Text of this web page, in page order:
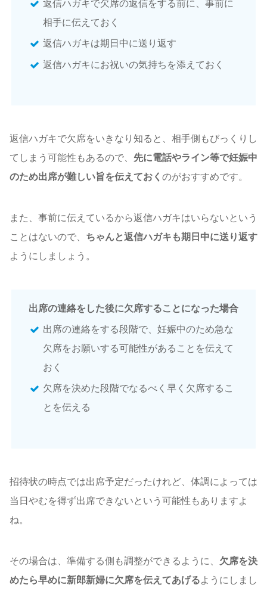
返信ハガキで欠席の返信をする前に、事前に
相手に伝えておく
返信ハガキは期日中に送り返す
返信ハガキにお祝いの気持ちを添えておく
返信ハガキで欠席をいきなり知ると、相手側もびっくりし
てしまう可能性もあるので、 先に電話やライン等で妊娠中
のため出席が難しい旨を伝えておく のがおすすめです。
また、事前に伝えているから返信ハガキはいらないという
ことはないので、 ちゃんと返信ハガキも期日中に送り返す
ようにしましょう。
出席の連絡をした後に欠席することになった場合
出席の連絡をする段階で、妊娠中のため急な
欠席をお願いする可能性があることを伝えて
おく
欠席を決めた段階でなるべく早く欠席するこ
とを伝える
招待状の時点では出席予定だったけれど、体調によっては
当日やむを得ず出席できないという可能性もありますよ
ね。
その場合は、準備する側も調整ができるように、 欠席を決
めたら早めに新郎新婦に欠席を伝えてあげるようにしまし